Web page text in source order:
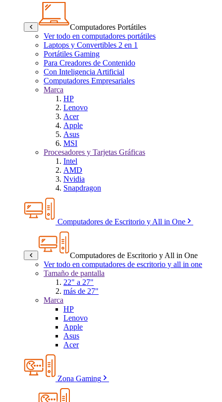
Computadores Portátiles
Ver todo en computadores portátiles
Laptops y Convertibles 2 en 1
Portátiles Gaming
Para Creadores de Contenido
Con Inteligencia Artificial
Computadores Empresariales
Marca
HP
Lenovo
Acer
Apple
Asus
MSI
Procesadores y Tarjetas Gráficas
Intel
AMD
Nvidia
Snapdragon
Computadores de Escritorio y All in One
Computadores de Escritorio y All in One
Ver todo en computadores de escritorio y all in one
Tamaño de pantalla
22" a 27"
más de 27"
Marca
HP
Lenovo
Apple
Asus
Acer
Zona Gaming